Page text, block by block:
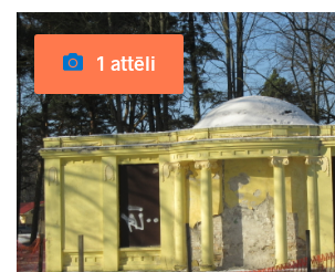
1 attēli